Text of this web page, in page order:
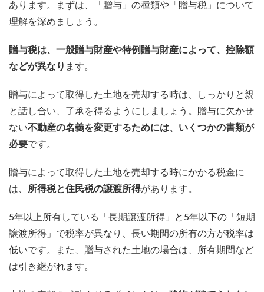
あります。まずは、「贈与」の種類や「贈与税」について
理解を深めましょう。
贈与税は、一般贈与財産や特例贈与財産によって、控除額
などが異なり ます。
贈与によって取得した土地を売却する時は、しっかりと親
と話し合い、了承を得るようにしましょう。贈与に欠かせ
ない不動産の名義を変更するためには、いくつかの書類が
必要です。
贈与によって取得した土地を売却する時にかかる税金に
は、 所得税と住民税の譲渡所得があります。
5年以上所有している「長期譲渡所得」と5年以下の「短期
譲渡所得」で税率が異なり、長い期間の所有の方が税率は
低いです。また、贈与された土地の場合は、所有期間など
は引き継がれます。